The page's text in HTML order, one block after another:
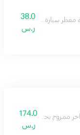
معطر سيارة روبي بعبير فاخر
38.0
ر.س
ممزوج بخلطات شرقية لتعطير
174.0
ر.س